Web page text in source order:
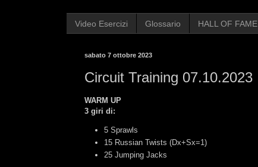
Video Esercizi Glossario HALL OF FAME
sabato 7 ottobre 2023
Circuit Training 07.10.2023
WARM UP
3 giri di:
5 Sprawls
15 Russian Twists (Dx+Sx=1)
25 Jumping Jacks